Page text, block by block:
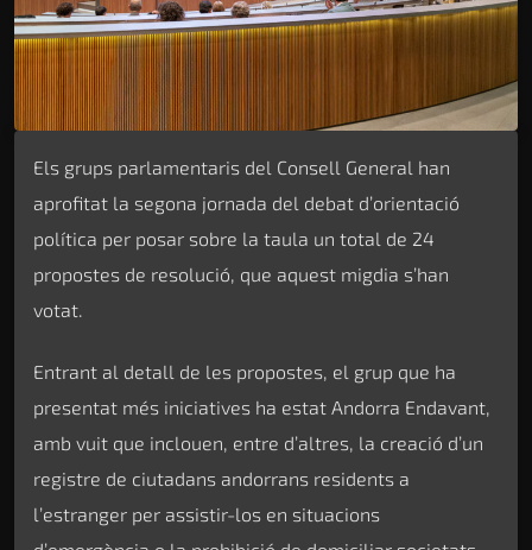
Els grups parlamentaris del Consell General han
aprofitat la segona jornada del debat d’orientació
política per posar sobre la taula un total de 24
propostes de resolució, que aquest migdia s’han
votat.
Entrant al detall de les propostes, el grup que ha
presentat més iniciatives ha estat Andorra Endavant,
amb vuit que inclouen, entre d’altres, la creació d’un
registre de ciutadans andorrans residents a
l’estranger per assistir-los en situacions